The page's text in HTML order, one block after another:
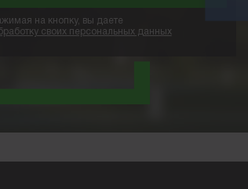
на кнопку, вы даете
своих персональных данных